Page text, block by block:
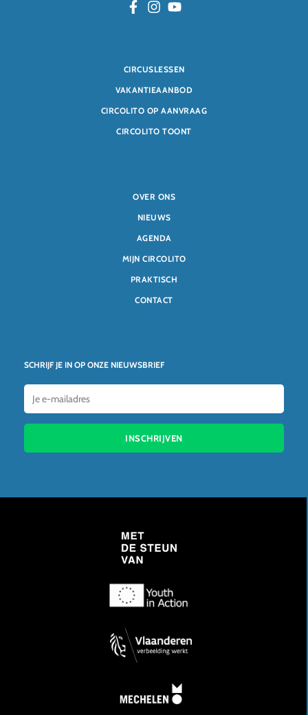
CIRCUSLESSEN
VAKANTIEAANBOD
CIRCOLITO OP AANVRAAG
CIRCOLITO TOONT
SCHRIJF JE IN OP ONZE NIEUWSBRIEF
INSCHRIJVEN
OVER ONS
NIEUWS
AGENDA
MIJN CIRCOLITO
PRAKTISCH
CONTACT